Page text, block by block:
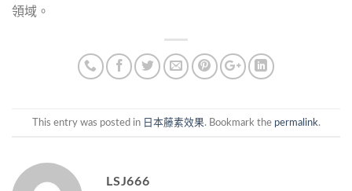
領域。
This entry was posted in 日本藤素效果. Bookmark the permalink.
LSJ666